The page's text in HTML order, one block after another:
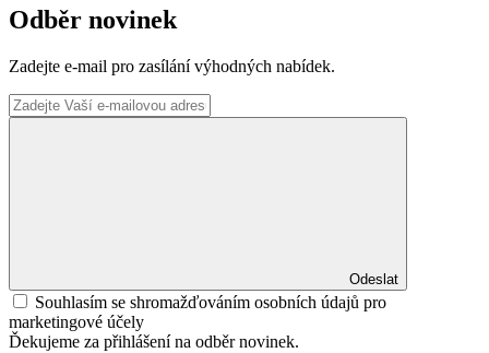
Odběr novinek
Zadejte e-mail pro zasílání výhodných nabídek.
Odeslat
Souhlasím se shromažďováním osobních údajů pro
marketingové účely
Ďekujeme za přihlášení na odběr novinek.